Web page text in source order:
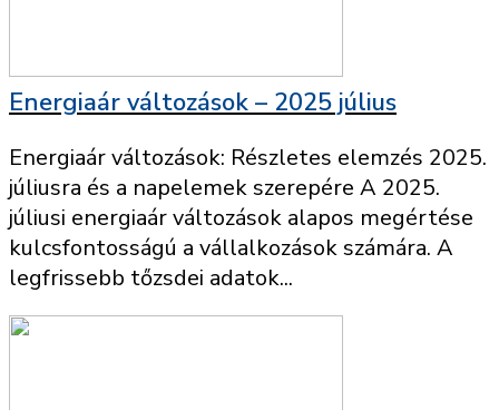
Energiaár változások – 2025 július
Energiaár változások: Részletes elemzés 2025.
júliusra és a napelemek szerepére A 2025.
júliusi energiaár változások alapos megértése
kulcsfontosságú a vállalkozások számára. A
legfrissebb tőzsdei adatok...